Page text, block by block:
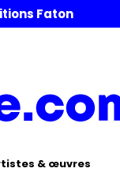
Faton
& œuvres